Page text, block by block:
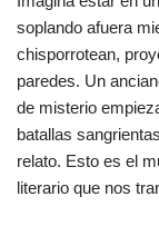
c
e
b
o
o
k
soplando afuera
chisporrotean,
paredes. Un
de misterio
batallas
relato. Esto es el
literario que nos